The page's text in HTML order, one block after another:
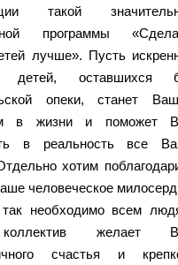
такой
программы
лучше». Пусть
детей, оставшихся
опеки, станет
в жизни и поможет
в реальность все
хотим
человеческое
так необходимо всем
желает
счастья и